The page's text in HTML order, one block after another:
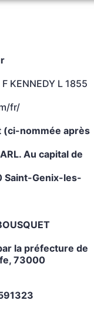
KENNEDY L 1855
fr/
(ci-nommée après
Au capital de
Saint-Genix-les-
la préfecture de
73000